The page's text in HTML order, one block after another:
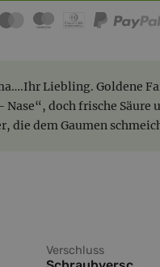
Liebling. Goldene
Nase“, doch frische Säure
die dem Gaumen
Verschluss